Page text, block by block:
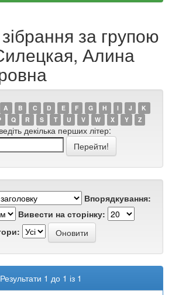
за групою
Алина
A B C D E F G H I J
K
Q R S T U V W X Y Z
декілька перших літер:
Впорядкування:
Вивести на сторінку:
Результати 1 до 1 із 1